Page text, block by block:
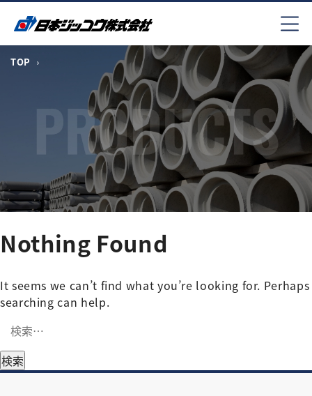
コ
テ
TOP
Nothing Found
It seems we can’t find what you’re looking for. Perhaps
searching can help.
索: